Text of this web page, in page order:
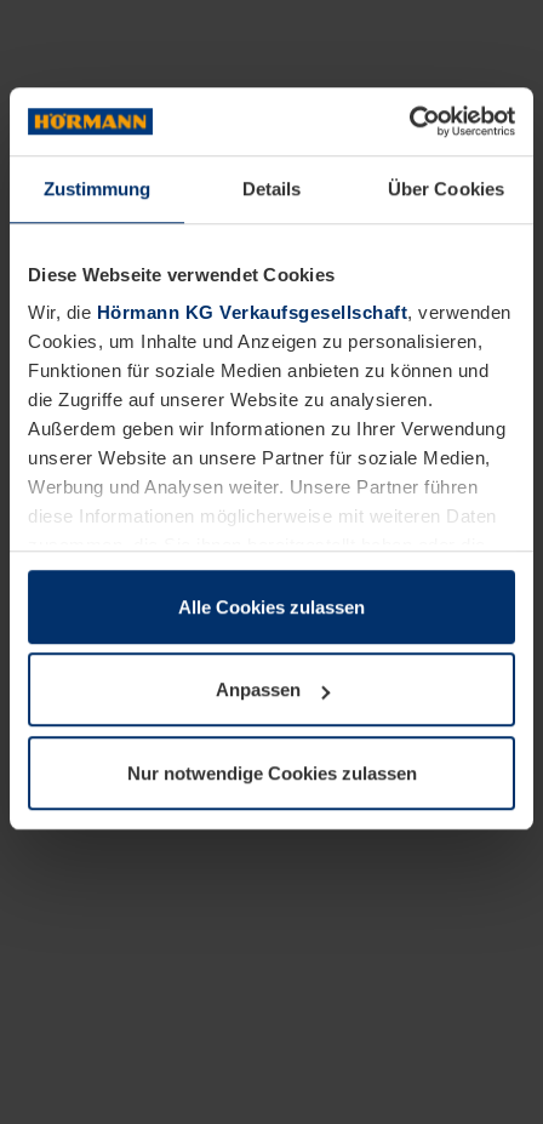
Zustimmung Details Über Cookies
Diese Webseite verwendet Cookies
Wir, die Hörmann KG Verkaufsgesellschaft, verwenden
Cookies, um Inhalte und Anzeigen zu personalisieren,
Funktionen für soziale Medien anbieten zu können und
die Zugriffe auf unserer Website zu analysieren.
Außerdem geben wir Informationen zu Ihrer Verwendung
unserer Website an unsere Partner für soziale Medien,
Werbung und Analysen weiter. Unsere Partner führen
diese Informationen möglicherweise mit weiteren Daten
sie im Rahmen Ihrer Nutzung der Dienste gesammelt
wenn diese für den Betrieb dieser Seite unbedingt
notwendig sind. Für alle anderen Cookie-Typen benötigen
wir Ihre Erlaubnis. Ihre Einwilligung können Sie jederzeit
Datenschutzerklärungunserer Website ändern oder
widerrufen.
Alle Cookies zulassen
Anpassen
Nur notwendige Cookies zulassen